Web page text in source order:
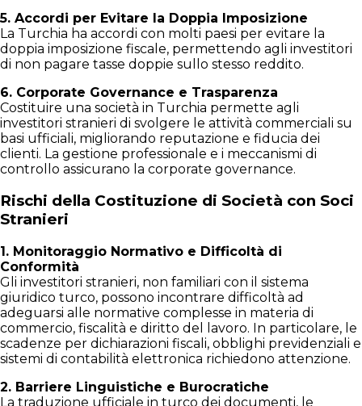
5. Accordi per Evitare la Doppia Imposizione
La Turchia ha accordi con molti paesi per evitare la
doppia imposizione fiscale, permettendo agli investitori
di non pagare tasse doppie sullo stesso reddito.
6. Corporate Governance e Trasparenza
Costituire una società in Turchia permette agli
investitori stranieri di svolgere le attività commerciali su
basi ufficiali, migliorando reputazione e fiducia dei
clienti. La gestione professionale e i meccanismi di
controllo assicurano la corporate governance.
Rischi della Costituzione di Società con Soci
Stranieri
1. Monitoraggio Normativo e Difficoltà di
Conformità
Gli investitori stranieri, non familiari con il sistema
giuridico turco, possono incontrare difficoltà ad
adeguarsi alle normative complesse in materia di
commercio, fiscalità e diritto del lavoro. In particolare, le
scadenze per dichiarazioni fiscali, obblighi previdenziali e
sistemi di contabilità elettronica richiedono attenzione.
2. Barriere Linguistiche e Burocratiche
La traduzione ufficiale in turco dei documenti, le